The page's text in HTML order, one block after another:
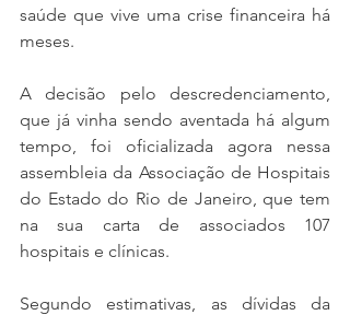
saúde que vive uma crise financeira há
meses.
A decisão pelo descredenciamento,
que já vinha sendo aventada há algum
tempo, foi oficializada agora nessa
assembleia da Associação de Hospitais
do Estado do Rio de Janeiro, que tem
na sua carta de associados 107
hospitais e clínicas.
Segundo estimativas, as dívidas da